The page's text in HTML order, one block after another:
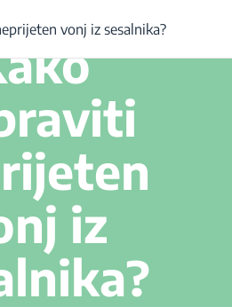
odpraviti neprijeten vonj iz sesalnika?
min branja
iz
vonj iz sesalnika?